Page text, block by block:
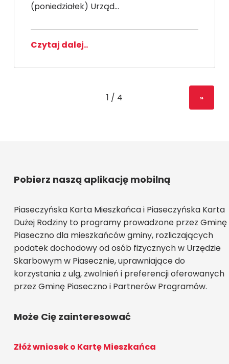
(poniedziałek) Urząd…
Czytaj dalej..
»
Pobierz naszą aplikację mobilną
Piaseczyńska Karta Mieszkańca i Piaseczyńska Karta
Dużej Rodziny to programy prowadzone przez Gminę
Piaseczno dla mieszkańców gminy, rozliczających
podatek dochodowy od osób fizycznych w Urzędzie
Skarbowym w Piasecznie, uprawniające do
korzystania z ulg, zwolnień i preferencji oferowanych
przez Gminę Piaseczno i Partnerów Programów.
Może Cię zainteresować
Złóż wniosek o Kartę Mieszkańca